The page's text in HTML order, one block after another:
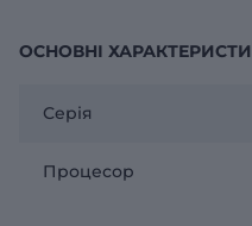
ОСНОВНІ
Серія
Процесор